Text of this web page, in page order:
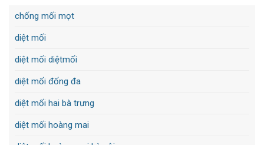
chống mối mọt
diệt mối
diệt mối diệtmối
diệt mối đống đa
diệt mối hai bà trưng
diệt mối hoàng mai